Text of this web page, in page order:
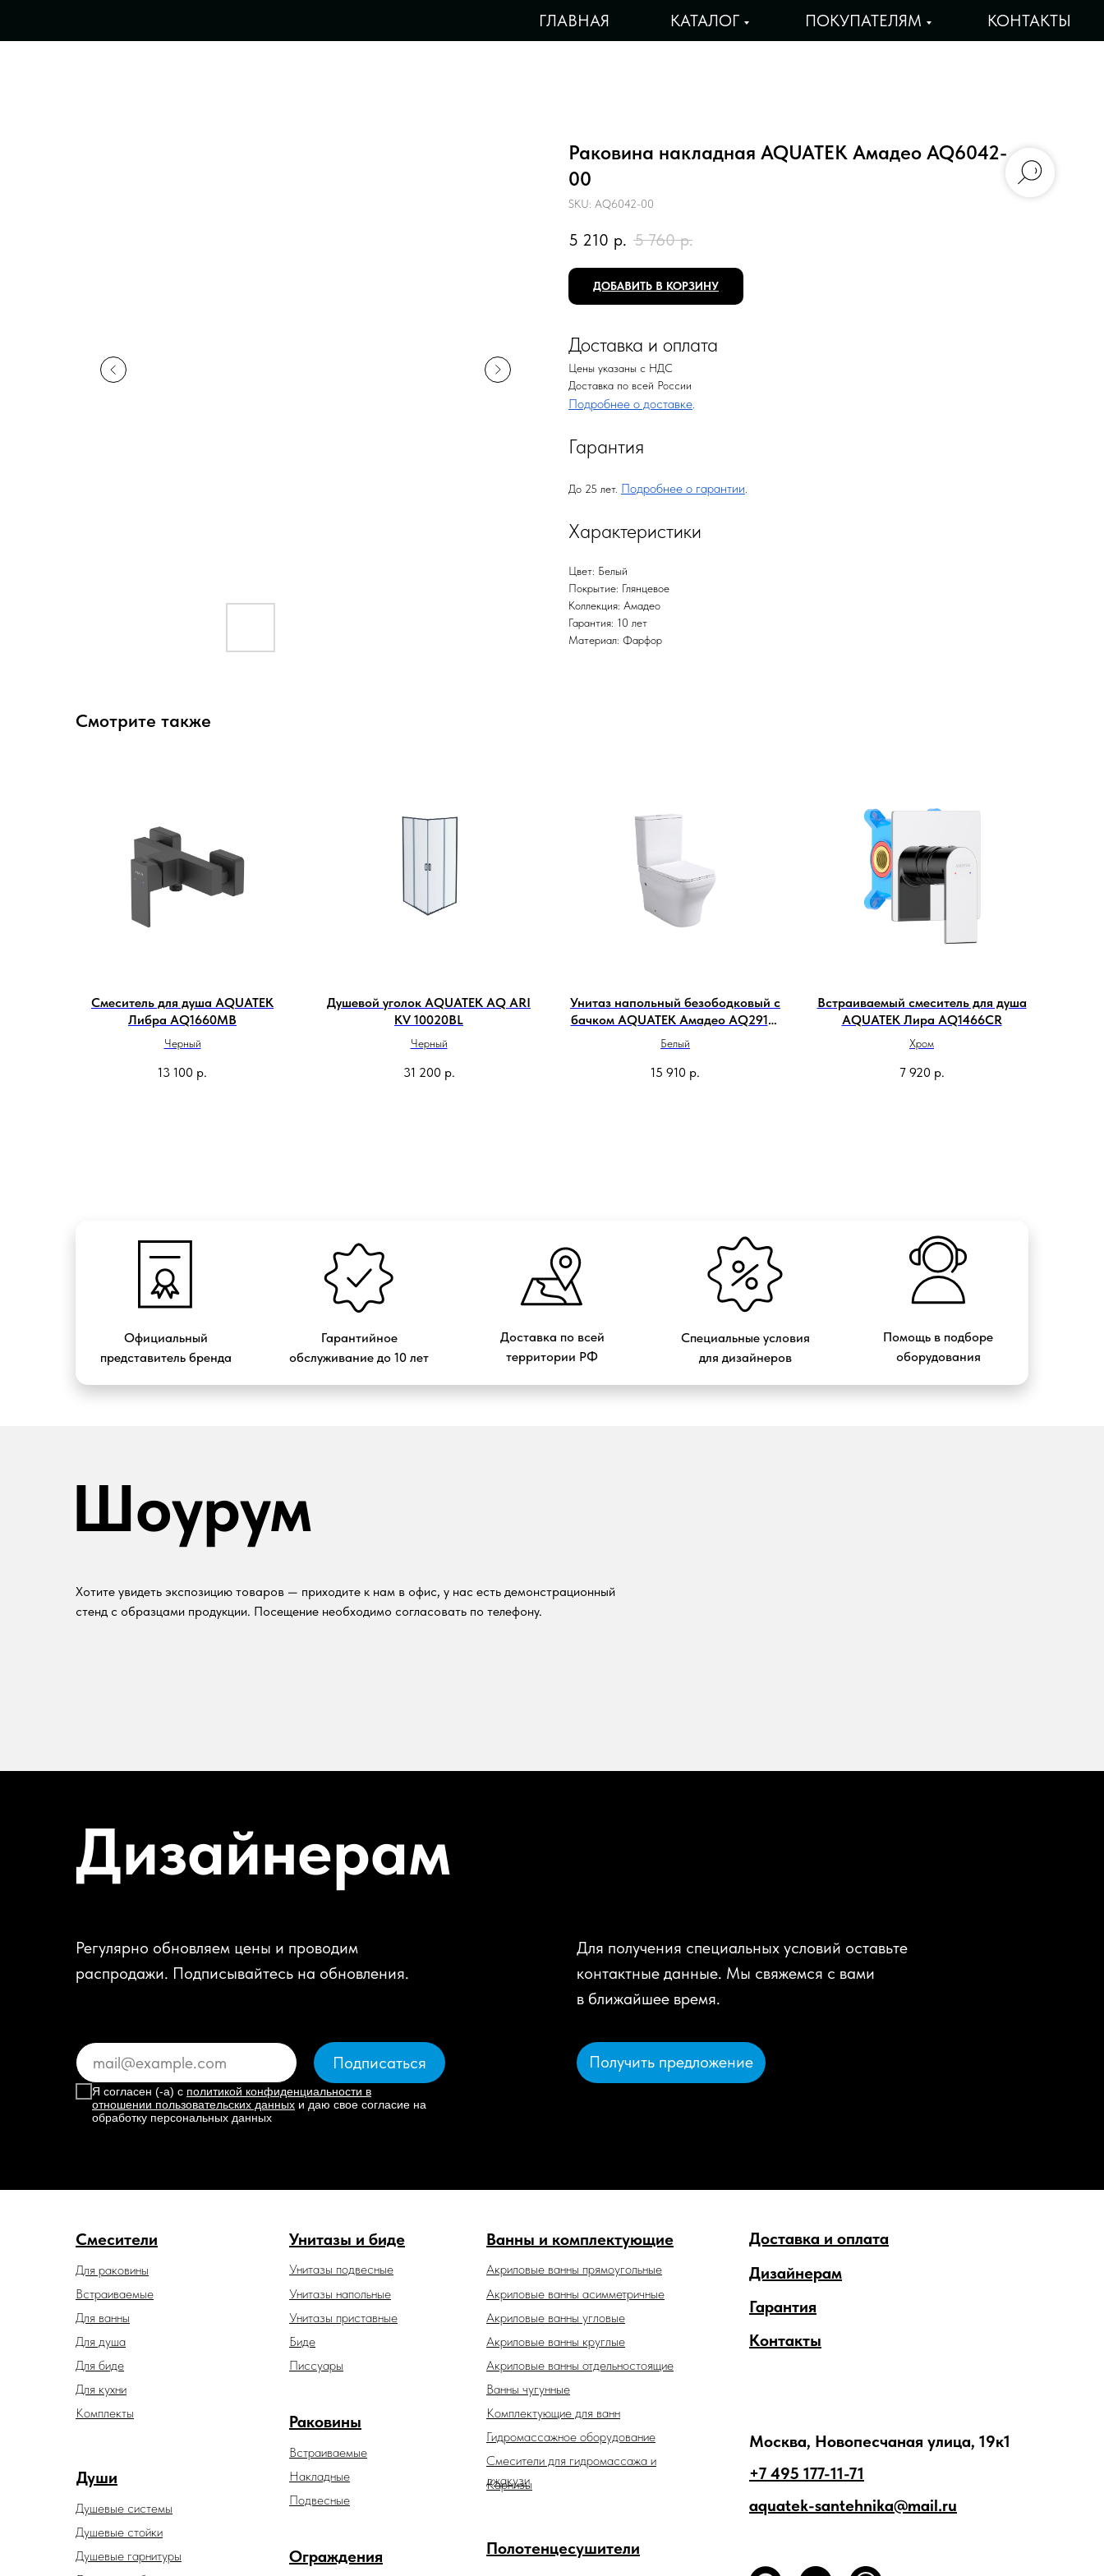
ГЛАВНАЯ КАТАЛОГ ПОКУПАТЕЛЯМ КОНТАКТЫ
Раковина накладная AQUATEK Амадео AQ6042-
00
SKU: AQ6042-00
5 210 р. 5 760 р.
ДОБАВИТЬ В КОРЗИНУ
Доставка и оплата
Цены указаны с НДС
Доставка по всей России
Подробнее о доставке
Гарантия
До 25 лет. Подробнее о гарантии
Характеристики
Цвет: Белый
Покрытие: Глянцевое
Коллекция: Амадео
Гарантия: 10 лет
Материал: Фарфор
Смотрите также
Смеситель для душа AQUATEK
Либра AQ1660MB
Черный
13 100 р.
Душевой уголок AQUATEK AQ ARI
KV 10020BL
Черный
31 200 р.
Унитаз напольный безободковый с
бачком AQUATEK Амадео AQ2914-
Белый
15 910 р.
Встраиваемый смеситель для душа
AQUATEK Лира AQ1466CR
Хром
7 920 р.
Официальный
представитель бренда
Доставка по всей
территории РФ
Гарантийное
обслуживание до 10 лет
Специальные условия
для дизайнеров
Помощь в подборе
оборудования
Шоурум
Хотите увидеть экспозицию товаров — приходите к нам в офис, у нас есть демонстрационный
стенд с образцами продукции. Посещение необходимо согласовать по телефону.
Дизайнерам
Регулярно обновляем цены и проводим
распродажи. Подписывайтесь на обновления.
Я согласен (-а) с политикой конфиденциальности в
отношении пользовательских данных и даю свое согласие на
обработку персональных данных
Подписаться
Для получения специальных условий оставьте
контактные данные. Мы свяжемся с вами
в ближайшее время.
Получить предложение
Смесители
Души
Душевые гарнитуры
Душевые системы
Унитазы и биде
Унитазы подвесные
Унитазы напольные
Унитазы приставные
Раковины
Встраиваемые
Накладные
Подвесные
Встраиваемые
Для биде
Для ванны
Для душа
Для раковины
Для кухни
Ванны и комплектующие
Акриловые ванны прямоугольные
Ограждения
Дизайнерам
Доставка и оплата
Гарантия
Контакты
Душевые стойки
Биде
Акриловые ванны отдельностоящие
Акриловые ванны асимметричные
Акриловые ванны угловые
Акриловые ванны круглые
Ванны чугунные
Комплектующие для ванн
Гидромассажное оборудование
Смесители для гидромассажа и
джакузи
Карнизы
Полотенцесушители
Комплекты
Писсуары
Москва, Новопесчаная улица, 19к1
+7 495 177-11-71
aquatek-santehnika@mail.ru